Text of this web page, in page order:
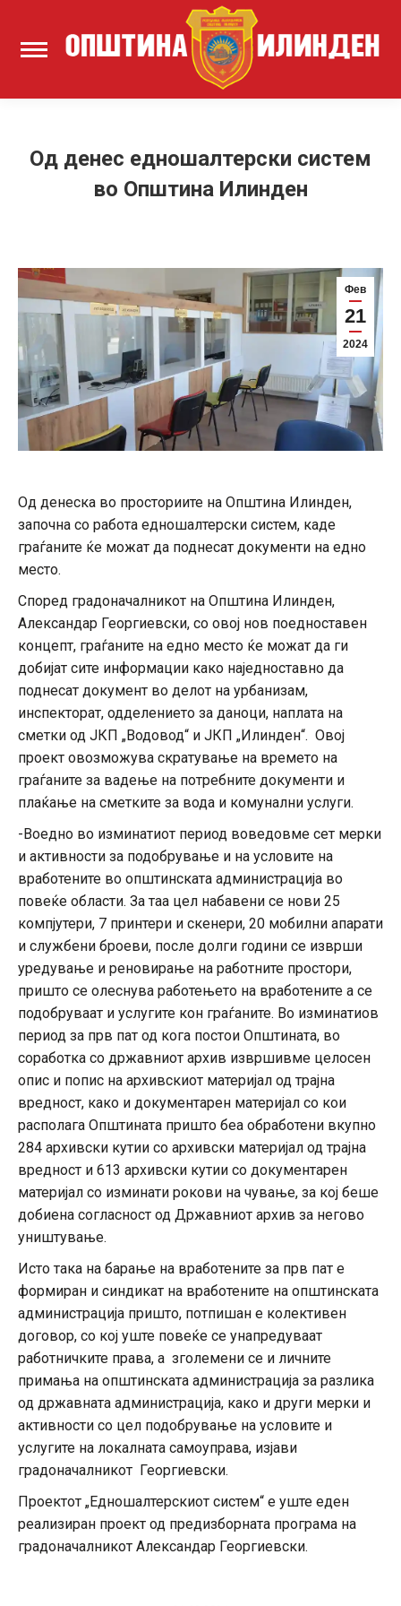
Од денес едношалтерски систем
во Општина Илинден
Фев
21
2024
Од денеска во просториите на Општина Илинден,
започна со работа едношалтерски систем, каде
граѓаните ќе можат да поднесат документи на едно
место.
Според градоначалникот на Општина Илинден,
Александар Георгиевски, со овој нов поедноставен
концепт, граѓаните на едно место ќе можат да ги
добијат сите информации како наједноставно да
поднесат документ во делот на урбанизам,
инспекторат, одделението за даноци, наплата на
сметки од ЈКП „Водовод“ и ЈКП „Илинден“. Овој
проект овозможува скратување на времето на
граѓаните за вадење на потребните документи и
плаќање на сметките за вода и комунални услуги.
-Воедно во изминатиот период воведовме сет мерки
и активности за подобрување и на условите на
вработените во општинската администрација во
повеќе области. За таа цел набавени се нови 25
компјутери, 7 принтери и скенери, 20 мобилни апарати
и службени броеви, после долги години се изврши
уредување и реновирање на работните простори,
пришто се олеснува работењето на вработените а се
подобруваат и услугите кон граѓаните. Во изминатиов
период за прв пат од кога постои Општината, во
соработка со државниот архив извршивме целосен
опис и попис на архивскиот материјал од трајна
вредност, како и документарен материјал со кои
располага Општината пришто беа обработени вкупно
284 архивски кутии со архивски материјал од трајна
вредност и 613 архивски кутии со документарен
материјал со изминати рокови на чување, за кој беше
добиена согласност од Државниот архив за негово
уништување.
Исто така на барање на вработените за прв пат е
формиран и синдикат на вработените на општинската
администрација пришто, потпишан е колективен
договор, со кој уште повеќе се унапредуваат
работничките права, а зголемени се и личните
примања на општинската администрација за разлика
од државната администрација, како и други мерки и
активности со цел подобрување на условите и
услугите на локалната самоуправа, изјави
градоначалникот Георгиевски.
Проектот „Едношалтерскиот систем“ е уште еден
реализиран проект од предизборната програма на
градоначалникот Александар Георгиевски.